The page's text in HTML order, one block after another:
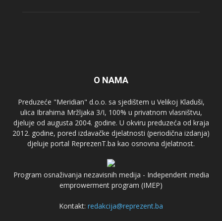
O NAMA
Preduzeće "Meridian" d.o.o. sa sjedištem u Velikoj Kladuši,
ulica Ibrahima Mržljaka 3/I, 100% u privatnom vlasništvu,
djeluje od augusta 2004. godine. U okviru preduzeća od kraja
2012. godine, pored izdavačke djelatnosti (periodična izdanja)
djeluje portal ReprezenT.ba kao osnovna djelatnost.
Program osnaživanja nezavisnih medija - Independent media
emprowerment program (IMEP)
Kontakt: redakcija@reprezent.ba